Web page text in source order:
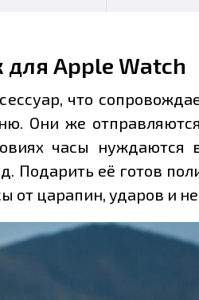
Apple Watch
что
Они же
часы нуждаются
Подарить её готов
от царапин, ударов и